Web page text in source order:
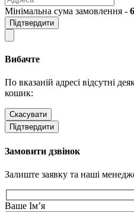
Мінімальна сума замовлення -
Підтвердити
Вибачте
По вказаній адресі відсутні
кошик:
Скасувати
Підтвердити
Замовити дзвінок
Залиште заявку та наші
Ваше Ім’я